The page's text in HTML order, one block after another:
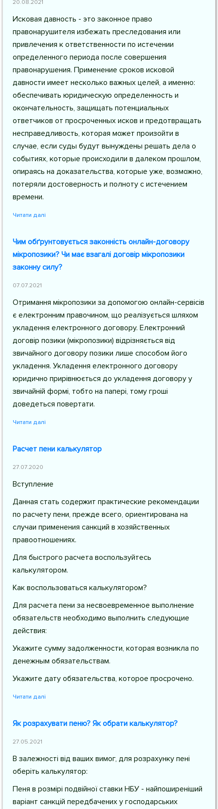
20.08.2021
Исковая давность - это законное право
правонарушителя избежать преследования или
привлечения к ответственности по истечении
определенного периода после совершения
правонарушения. Применение сроков исковой
давности имеет несколько важных целей, а именно:
обеспечивать юридическую определенность и
окончательность, защищать потенциальных
ответчиков от просроченных исков и предотвращать
несправедливость, которая может произойти в
случае, если суды будут вынуждены решать дела о
событиях, которые происходили в далеком прошлом,
опираясь на доказательства, которые уже, возможно,
потеряли достоверность и полноту с истечением
времени.
Читати далі
Чим обґрунтовується законність онлайн-договору
мікропозики? Чи має взагалі договір мікропозики
законну силу?
07.07.2021
Отримання мікропозики за допомогою онлайн-сервісів
є електронним правочином, що реалізується шляхом
укладення електронного договору. Електронний
договір позики (мікропозики) відрізняється від
звичайного договору позики лише способом його
укладення. Укладення електронного договору
юридично прирівнюється до укладення договору у
звичайній формі, тобто на папері, тому гроші
доведеться повертати.
Читати далі
Расчет пени калькулятор
27.07.2020
Вступление
Данная стать содержит практические рекомендации
по расчету пени, прежде всего, ориентирована на
случаи применения санкций в хозяйственных
правоотношениях.
Для быстрого расчета воспользуйтесь
калькулятором.
Как воспользоваться калькулятором?
Для расчета пени за несвоевременное выполнение
обязательств необходимо выполнить следующие
действия:
Укажите сумму задолженности, которая возникла по
денежным обязательствам.
Укажите дату обязательства, которое просрочено.
Читати далі
Як розрахувати пеню? Як обрати калькулятор?
27.05.2021
В залежності від ваших вимог, для розрахунку пені
оберіть калькулятор:
Пеня в розмірі подвійної ставки НБУ - найпоширеніший
варіант санкцій передбачених у господарських